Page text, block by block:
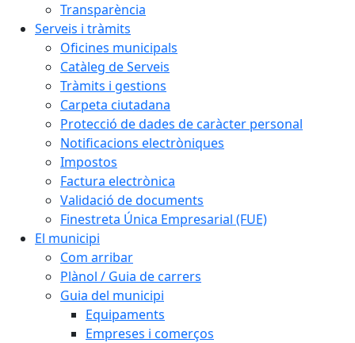
Transparència
Serveis i tràmits
Oficines municipals
Catàleg de Serveis
Tràmits i gestions
Carpeta ciutadana
Protecció de dades de caràcter personal
Notificacions electròniques
Impostos
Factura electrònica
Validació de documents
Finestreta Única Empresarial (FUE)
El municipi
Com arribar
Plànol / Guia de carrers
Guia del municipi
Equipaments
Empreses i comerços